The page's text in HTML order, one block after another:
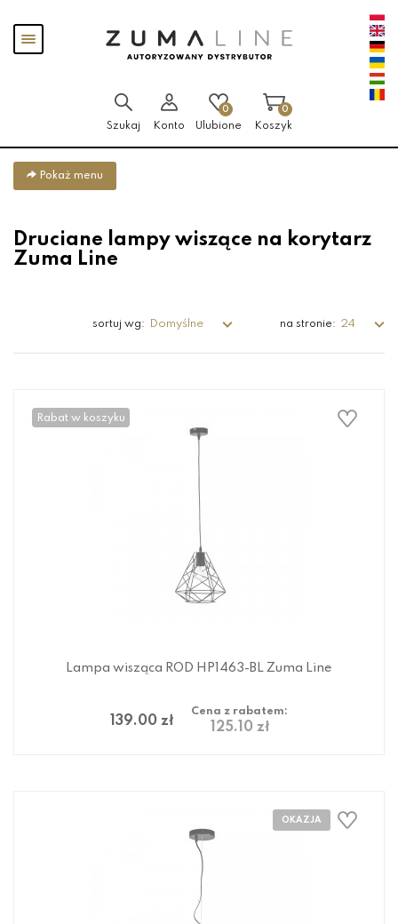
Pokaż
menu
Szukaj Konto
0
Ulubione
0
Koszyk
Pokaż menu
Druciane lampy wiszące na korytarz
Zuma Line
sortuj wg: Domyślne na stronie: 24
Rabat w koszyku
Lampa wisząca ROD HP1463-BL Zuma Line
139.00 zł
Cena z rabatem:
125.10 zł